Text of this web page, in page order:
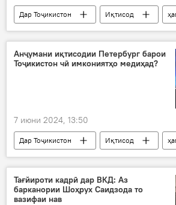
Дар Тоҷикистон Иқтисод
фурӯш
бозор
бозори
Анҷумани иқтисодии Петербург барои
Тоҷикистон чӣ имкониятҳо медиҳад?
7 июни 2024, 13:50
Дар Тоҷикистон Иқтисод
Санкт-Петербург
Форум
шарикони иқтисодӣ
Тағйироти кадрӣ дар ВКД: Аз
барканории Шоҳрух Саидзода то
вазифаи нав